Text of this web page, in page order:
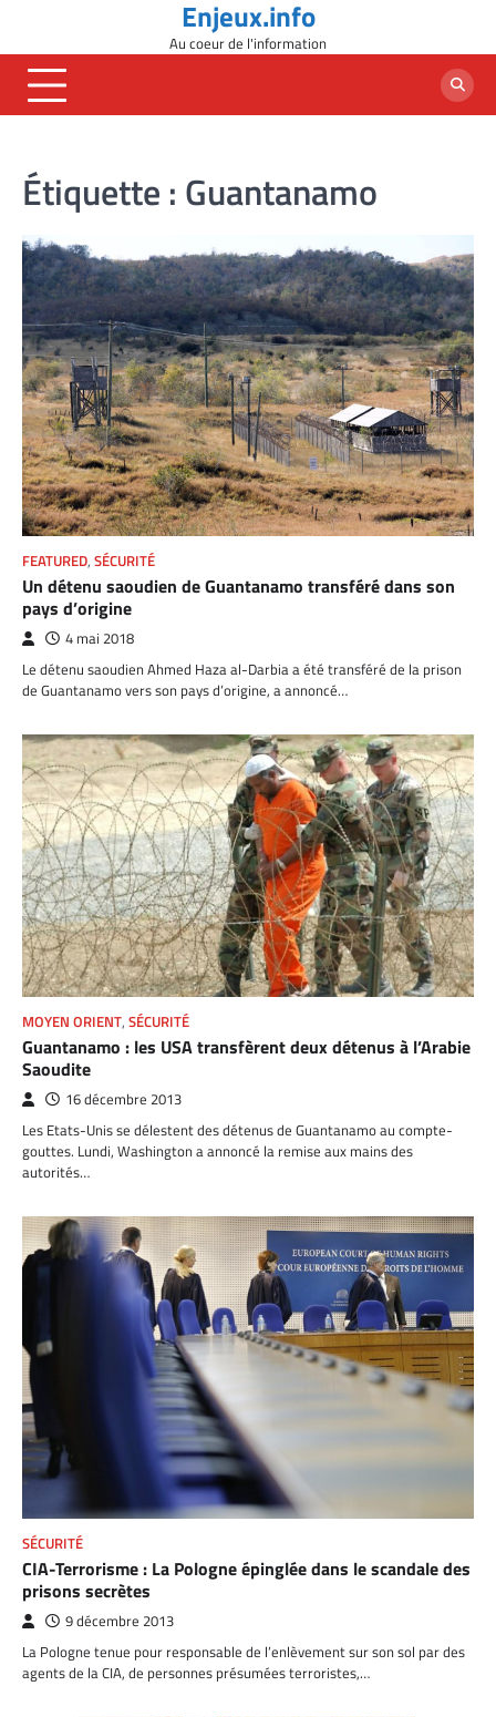
content
Enjeux.info
Au coeur de l'information
Étiquette : Guantanamo
FEATURED, SÉCURITÉ
Un détenu saoudien de Guantanamo transféré dans son
pays d’origine
4 mai 2018
Le détenu saoudien Ahmed Haza al-Darbia a été transféré de la prison
de Guantanamo vers son pays d’origine, a annoncé…
MOYEN ORIENT, SÉCURITÉ
Guantanamo : les USA transfèrent deux détenus à l’Arabie
Saoudite
16 décembre 2013
Les Etats-Unis se délestent des détenus de Guantanamo au compte-
gouttes. Lundi, Washington a annoncé la remise aux mains des
autorités…
SÉCURITÉ
CIA-Terrorisme : La Pologne épinglée dans le scandale des
prisons secrètes
9 décembre 2013
La Pologne tenue pour responsable de l’enlèvement sur son sol par des
agents de la CIA, de personnes présumées terroristes,…